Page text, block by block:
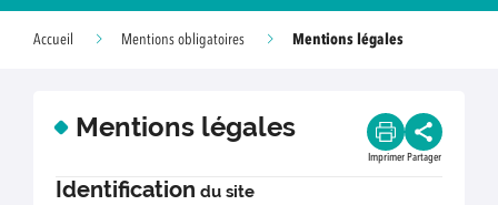
Accueil Mentions obligatoires Mentions légales
Mentions légales
Imprimer Partager
Identification du site